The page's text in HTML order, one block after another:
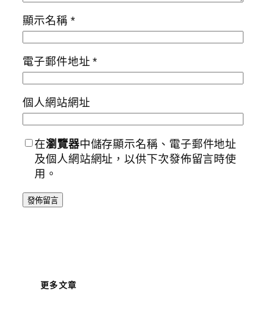
顯示名稱 *
電子郵件地址*
個人網站網址
在瀏覽器中儲存顯示名稱、電子郵件地址
及個人網站網址，以供下次發佈留言時使
用。
更多文章